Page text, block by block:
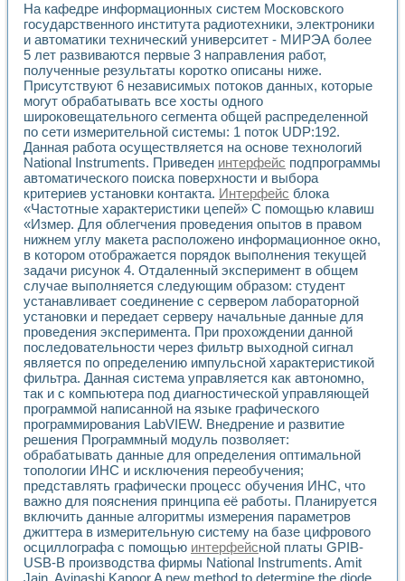
Система управления асинхронным тиристорным
Лазерный профилометр
Применение средств NATIONAL INSTRUMENTS для
Разработка автоматизированного стенда для
Автоматизированный стенд рентгеновской диагностики
Высокочувствительные оптоэлектронные
Установка для измерения диэлектрических свойств
Исследование кинетики зарождения и развития
Лабораторный электрический импедансный томограф на
Микрозондовая система для характеризации
Метод траекторий в исследовании
Промышленная автоматизация
Автоматизация технологических процессов получения
Использование систем технического зрения для контроля
Исследование электромагнитных переходных процессов
Применение LabVIEW при разработке обучающих
Разработка виртуальных тренажеров путем
Система блокировок, сигнализации и защиты ускорителя
Система сбора данных и управления процессом
Управление температурой газовой среды специальной
Разработка программного обеспечения с
Использование технологий NATIONAL INSTRUMENTS
Оборудование для промышленной термотрансферной
Автоматизация реометрических исследований на базе
Применение измерителя иммитанса для исследова¬ния
Исследование электромагнитных переходных процессов
Стенд для исследования электрических переходных
Автоматизация контроля сварных швов на базе
Измерительный контроль с применением
Моделирование надежности и эффективности систем
Лабораторные практикумы и учебные стенды
Автоматизация лабораторного стенда по измерению
Автоматизированные лабораторные комплексы для
Виртуальный прибор для исследования нелинейных
На кафедре информационных систем Московского
государственного института радиотехники, электроники
и автоматики технический университет - МИРЭА более
5 лет развиваются первые 3 направления работ,
полученные результаты коротко описаны ниже.
Присутствуют 6 независимых потоков данных, которые
могут обрабатывать все хосты одного
широковещательного сегмента общей распределенной
по сети измерительной системы: 1 поток UDP:192.
Данная работа осуществляется на основе технологий
National Instruments. Приведен интерфейс подпрограммы
автоматического поиска поверхности и выбора
критериев установки контакта. Интерфейс блока
«Частотные характеристики цепей» С помощью клавиш
«Измер. Для облегчения проведения опытов в правом
нижнем углу макета расположено информационное окно,
в котором отображается порядок выполнения текущей
задачи рисунок 4. Отдаленный эксперимент в общем
случае выполняется следующим образом: студент
устанавливает соединение с сервером лабораторной
установки и передает серверу начальные данные для
проведения эксперимента. При прохождении данной
последовательности через фильтр выходной сигнал
является по определению импульсной характеристикой
фильтра. Данная система управляется как автономно,
так и с компьютера под диагностической управляющей
программой написанной на языке графического
программирования LabVIEW. Внедрение и развитие
решения Программный модуль позволяет:
обрабатывать данные для определения оптимальной
топологии ИНС и исключения переобучения;
представлять графически процесс обучения ИНС, что
важно для пояснения принципа её работы. Планируется
включить данные алгоритмы измерения параметров
джиттера в измерительную систему на базе цифрового
осциллографа с помощью интерфейсной платы GPIB-
USB-B производства фирмы National Instruments. Amit